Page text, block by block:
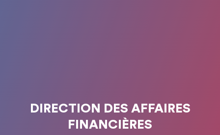
DIRECTION DES AFFAIRES
FINANCIÈRES